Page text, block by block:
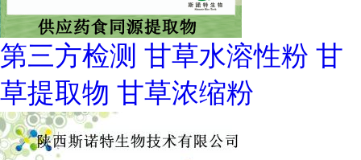
第三方检测 甘草水溶性粉 甘
草提取物 甘草浓缩粉